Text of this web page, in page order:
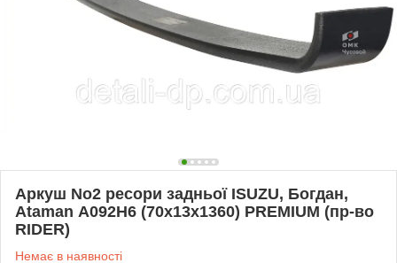
Аркуш No2 ресори задньої ISUZU, Богдан,
Ataman А092H6 (70х13х1360) PREMIUM (пр-во
RIDER)
Немає в наявності